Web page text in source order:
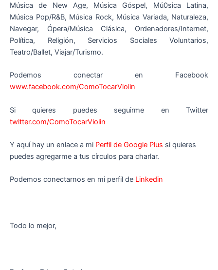
Música de New Age, Música Góspel, Mú0sica Latina,
Música Pop/R&B, Música Rock, Música Variada, Naturaleza,
Navegar, Ópera/Música Clásica, Ordenadores/Internet,
Política, Religión, Servicios Sociales Voluntarios,
Teatro/Ballet, Viajar/Turismo.
Podemos conectar en Facebook
www.facebook.com/ComoTocarViolin
Si quieres puedes seguirme en Twitter
twitter.com/ComoTocarViolin
Y aquí hay un enlace a mi Perfil de Google Plus si quieres
puedes agregarme a tus círculos para charlar.
Podemos conectarnos en mi perfil de Linkedin
Todo lo mejor,